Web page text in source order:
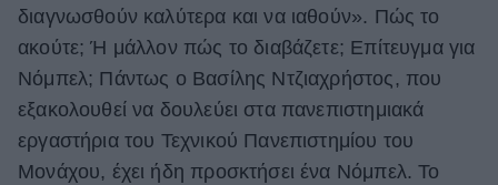
Women's Forum
Hautes Grecians
διαγνωσθούν καλύτερα και να ιαθούν». Πώς το
ακούτε; Ή μάλλον πώς το διαβάζετε; Επίτευγμα για
Νόμπελ; Πάντως ο Βασίλης Ντζιαχρήστος, που
εξακολουθεί να δουλεύει στα πανεπιστημιακά
εργαστήρια του Τεχνικού Πανεπιστημίου του
Μονάχου, έχει ήδη προσκτήσει ένα Νόμπελ. Το